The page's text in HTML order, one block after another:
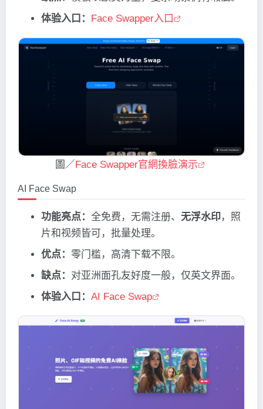
体验入口：
Face Swapper入口
圖／ Face Swapper官網換臉演示
AI Face Swap
功能亮点： 全免费，无需注册、 无浮水印，照
片和视频皆可，批量处理。
优点： 零门槛，高清下载不限。
缺点： 对亚洲面孔友好度一般，仅英文界面。
体验入口： AI Face Swap